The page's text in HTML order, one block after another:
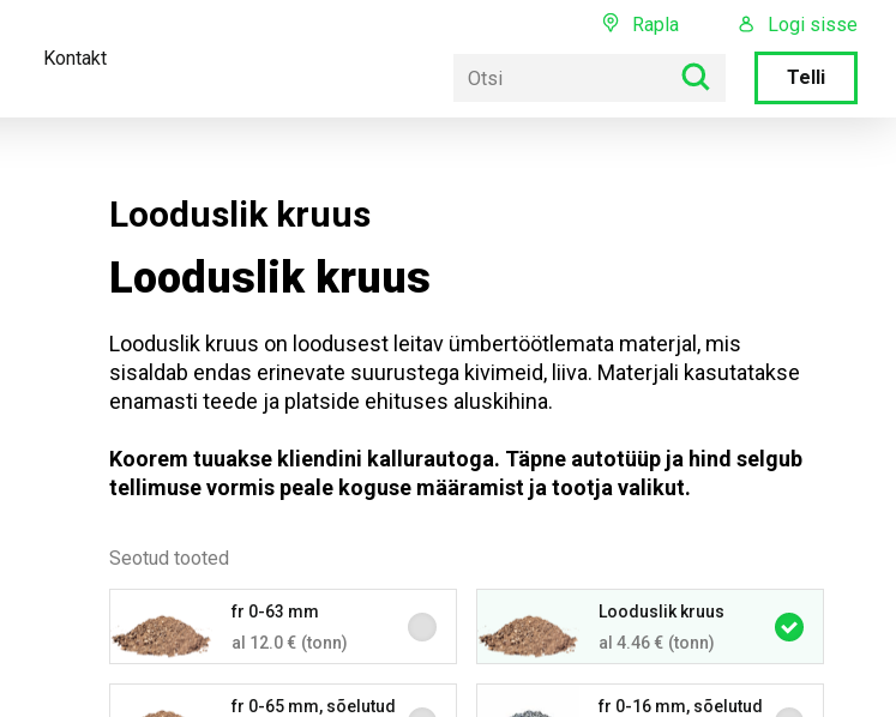
Kontakt
Rapla Logi sisse
Telli
Looduslik kruus
Looduslik kruus
Looduslik kruus on loodusest leitav ümbertöötlemata materjal, mis
sisaldab endas erinevate suurustega kivimeid, liiva. Materjali kasutatakse
enamasti teede ja platside ehituses aluskihina.
Koorem tuuakse kliendini kallurautoga. Täpne autotüüp ja hind selgub
tellimuse vormis peale koguse määramist ja tootja valikut.
Seotud tooted
fr 0-63 mm
al 12.0 € (tonn)
Looduslik kruus
al 4.46 € (tonn)
fr 0-65 mm, sõelutud
fr 0-16 mm, sõelutud